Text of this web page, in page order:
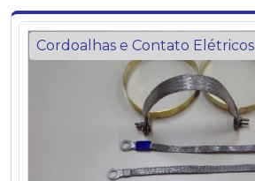
Cordoalhas e Contato Elétricos